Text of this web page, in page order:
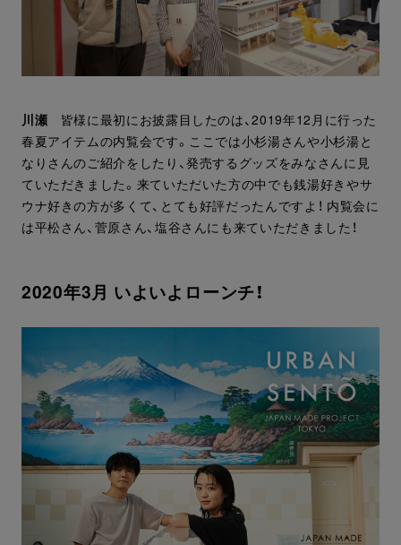
川瀬 皆様に最初にお披露目したのは、2019年12月に行った
春夏アイテムの内覧会です。ここでは小杉湯さんや小杉湯と
なりさんのご紹介をしたり、発売するグッズをみなさんに見
ていただきました。来ていただいた方の中でも銭湯好きやサ
ウナ好きの方が多くて、とても好評だったんですよ！ 内覧会に
は平松さん、菅原さん、塩谷さんにも来ていただきました！
2020年3月 いよいよローンチ！